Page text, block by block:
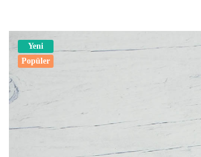
Yeni
Popüler